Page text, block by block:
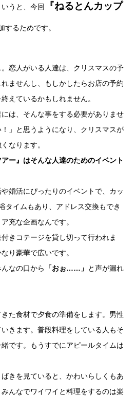
うと、今回
『ねるとんカップ
するためです。
恋人がいる人達は、クリスマスの予
ませんし、もしかしたらお店の予約
えているかもしれません。
は、そんな事をする必要がありませ
」と思うようになり、クリスマスが
なります。
アー』はそんな人達のためのイベント
婚活にぴったりのイベントで、カッ
タイムもあり、アドレス交換もでき
充な企画なんです。
きコテージを貸し切って行われま
り豪華で広いです。
なの口から
「おぉ……」 と声が漏れ
た食材で夕食の準備をします。男性
きます。普段料理をしている人もそ
です。もうすでにアピールタイムは
きを見ていると、かわいらしくもあ
んなでワイワイと料理をするのは楽